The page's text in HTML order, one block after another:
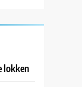
lokken